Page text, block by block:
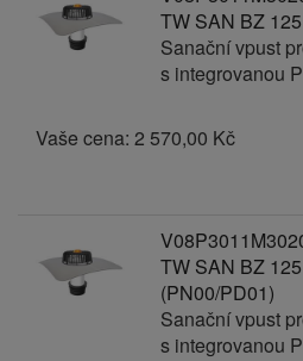
TW SAN BZ
Sanační vpust
s integrovanou
Vaše cena: 2 570,00 Kč
TW SAN BZ
(PN00/PD01)
Sanační vpust
s integrovanou